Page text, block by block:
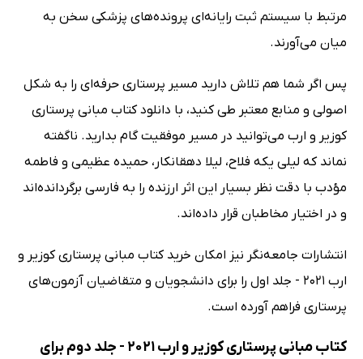
مرتبط با سیستم ثبت رایانه‌ای پرونده‌های پزشکی سخن به
میان می‌آورند.
پس اگر شما هم تلاش دارید مسیر پرستاری حرفه‌ای را به شکل
اصولی و منابع معتبر طی کنید، با دانلود کتاب مبانی پرستاری
کوزیر و ارب می‌توانید در مسیر موفقیت گام بدارید. ناگفته
نماند که لیلی یکه فلاح، لیلا دهقانکار، حمیده عظیمی و فاطمه
مؤدب با دقت نظر بسیار این اثر ارزنده را به فارسی برگردانده‌اند
و در اختیار مخاطبان قرار داده‌اند.
انتشارات جامعه‌نگر نیز امکان خرید کتاب مبانی پرستاری کوزیر و
ارب 2021 - جلد اول را برای دانشجویان و متقاضیان آزمون‌های
پرستاری فراهم آورده است.
کتاب مبانی پرستاری کوزیر و ارب 2021 - جلد دوم برای